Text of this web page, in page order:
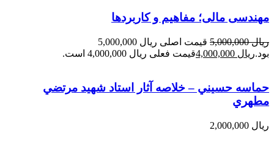
مهندسی مالی؛ مفاهیم و کاربردها
ریال5,000,000
قیمت اصلی ریال 5,000,000
بود.ریال قیمت فعلی ریال 4,000,000 است.
حماسه حسيني – خلاصه آثار استاد شهيد مرتضي
مطهري
ریال